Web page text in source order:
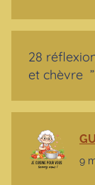
28
et chèvre ”
9